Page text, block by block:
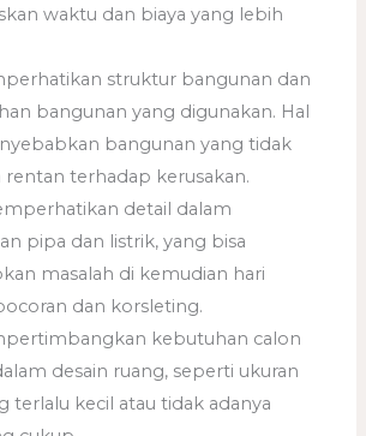
waktu dan biaya yang lebih
struktur bangunan dan
bangunan yang digunakan. Hal
bangunan yang tidak
terhadap kerusakan.
detail dalam
pipa dan listrik, yang bisa
masalah di kemudian hari
dan korsleting.
kebutuhan calon
desain ruang, seperti ukuran
terlalu kecil atau tidak adanya